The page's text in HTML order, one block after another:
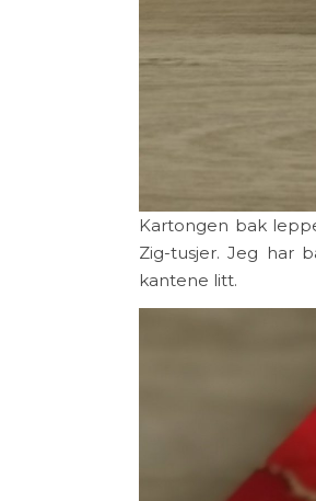
Kartongen bak
Zig-tusjer. Jeg har
kantene litt.